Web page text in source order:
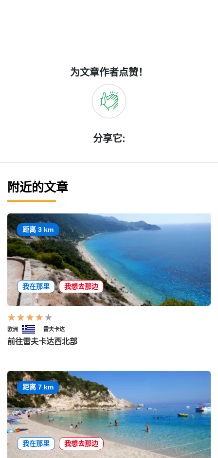
为文章作者点赞！
分享它:
附近的文章
距离 3 km
我在那里 我想去那边
欧洲 雷夫卡达
前往雷夫卡达西北部
距离 7 km
我在那里 我想去那边